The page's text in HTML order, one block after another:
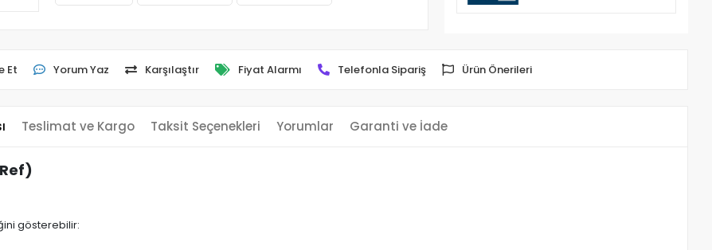
Et Yorum Yaz Karşılaştır Fiyat Alarmı Telefonla Sipariş Ürün Önerileri
Teslimat ve Kargo Taksit Seçenekleri Yorumlar Garanti ve İade
gösterebilir: